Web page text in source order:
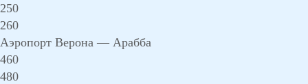
250
260
Аэропорт Верона — Арабба
460
480